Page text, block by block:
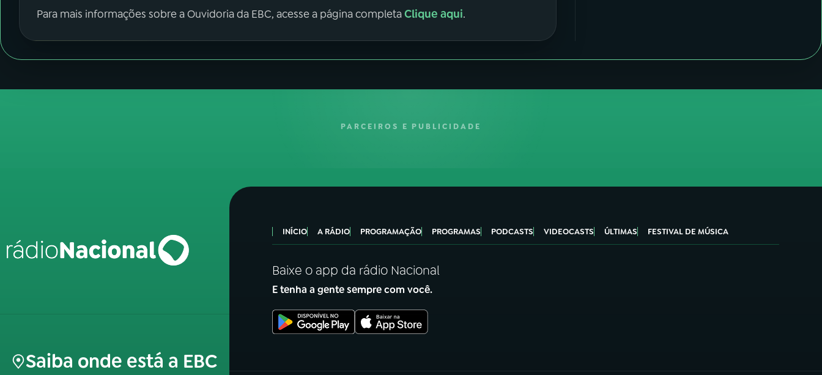
Para mais informações sobre a Ouvidoria da EBC, acesse a página completaClique aqui.
PARCEIROS E PUBLICIDADE
Saiba onde está a EBC
INÍCIO A RÁDIO PROGRAMAÇÃO PROGRAMAS PODCASTS VIDEOCASTS ÚLTIMAS FESTIVAL DE MÚSICA
Baixe o app da rádio Nacional
E tenha a gente sempre com você.